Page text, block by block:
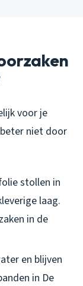
voor je
niet door
stollen in
laag.
in de
en blijven
in De